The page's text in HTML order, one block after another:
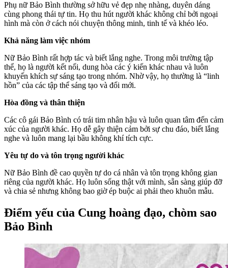
Phụ nữ Bảo Bình thường sở hữu vẻ đẹp nhẹ nhàng, duyên dáng
cùng phong thái tự tin. Họ thu hút người khác không chỉ bởi ngoại
hình mà còn ở cách nói chuyện thông minh, tinh tế và khéo léo.
Khả năng làm việc nhóm
Nữ Bảo Bình rất hợp tác và biết lắng nghe. Trong môi trường tập
thể, họ là người kết nối, dung hòa các ý kiến khác nhau và luôn
khuyến khích sự sáng tạo trong nhóm. Nhờ vậy, họ thường là “linh
hồn” của các tập thể sáng tạo và đổi mới.
Hòa đồng và thân thiện
Các cô gái Bảo Bình có trái tim nhân hậu và luôn quan tâm đến cảm
xúc của người khác. Họ dễ gây thiện cảm bởi sự chu đáo, biết lắng
nghe và luôn mang lại bầu không khí tích cực.
Yêu tự do và tôn trọng người khác
Nữ Bảo Bình đề cao quyền tự do cá nhân và tôn trọng không gian
riêng của người khác. Họ luôn sống thật với mình, sẵn sàng giúp đỡ
và chia sẻ nhưng không bao giờ ép buộc ai phải theo khuôn mẫu.
Điểm yếu của Cung hoàng đạo, chòm sao
Bảo Bình